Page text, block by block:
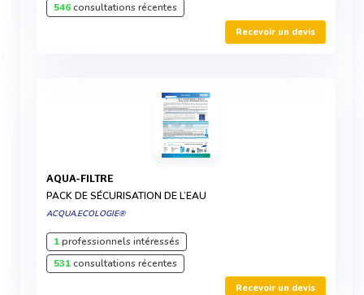
546consultations récentes
Recevoir un devis
AQUA-FILTRE
PACK DE SÉCURISATION DE L’EAU
ACQUA.ECOLOGIE®
1professionnels intéressés
531consultations récentes
Recevoir un devis